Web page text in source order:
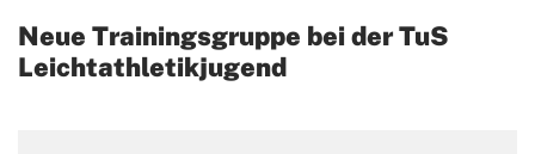
Neue Trainingsgruppe bei der TuS
Leichtathletikjugend